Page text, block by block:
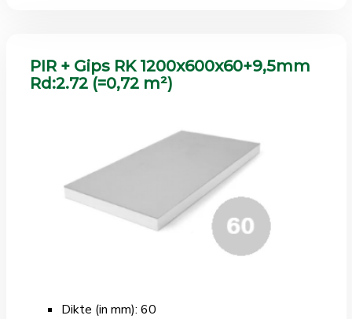
PIR + Gips RK 1200x600x60+9,5mm
Rd:2.72 (=0,72 m²)
Dikte (in mm): 60